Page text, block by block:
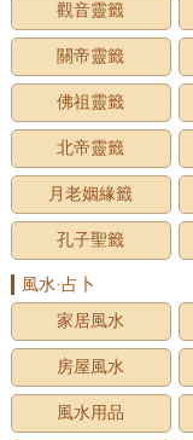
觀音靈籤
關帝靈籤
佛祖靈籤
北帝靈籤
月老姻緣籤
孔子聖籤
風水·占卜
家居風水
房屋風水
風水用品